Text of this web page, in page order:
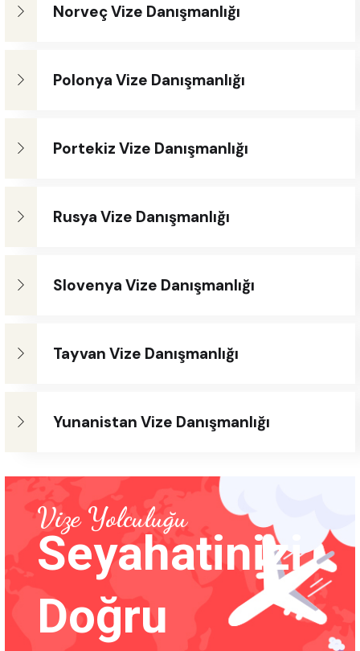
Norveç Vize Danışmanlığı
Polonya Vize Danışmanlığı
Portekiz Vize Danışmanlığı
Rusya Vize Danışmanlığı
Slovenya Vize Danışmanlığı
Tayvan Vize Danışmanlığı
Yunanistan Vize Danışmanlığı
Vize Yolculuğu
Seyahatinizi
Doğru